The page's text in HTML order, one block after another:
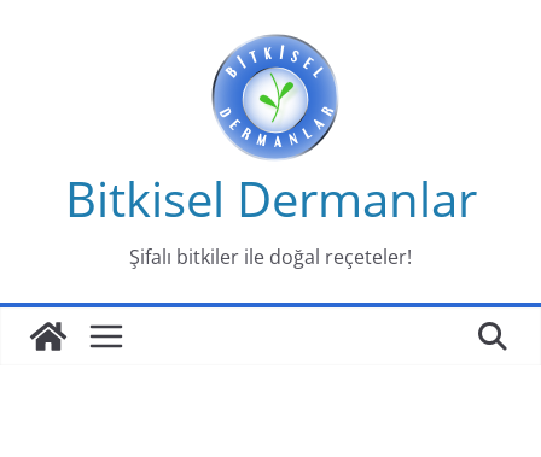
Bitkisel Dermanlar
Şifalı bitkiler ile doğal reçeteler!